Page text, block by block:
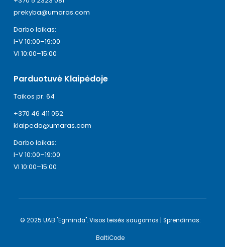
prekyba@umaras.com
Darbo laikas:
I-V 10:00–19:00
VI 10:00–15:00
Parduotuvė Klaipėdoje
Taikos pr. 64
+370 46 411 052
klaipeda@umaras.com
Darbo laikas:
I-V 10:00–19:00
VI 10:00–15:00
© 2025 UAB "Egminda". Visos teisės saugomos | Sprendimas:
BaltiCode